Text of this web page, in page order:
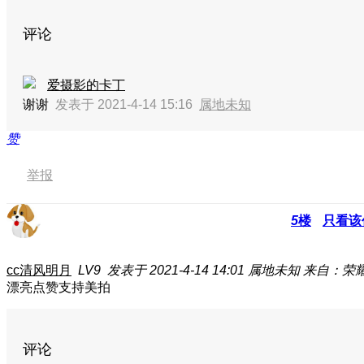
评论
爱摄影的卡丁
谢谢 发表于 2021-4-14 15:16 属地未知
赞
举报
5楼 只看
cc清风明月 LV9 发表于 2021-4-14 14:01 属地未知 来自：荣
漂亮点赞支持美拍
评论